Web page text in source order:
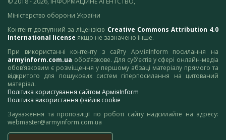
Міністерство оборони України
Контент доступний за ліцензією Creative Commons Attribution 4.0
International license якщо не зазначено інше.
При використанні контенту з сайту АрміяInform посилання на
armyinform.com.ua обов’язкове. Для суб’єктів у сфері онлайн-медіа
обов’язковим є розміщення у першому абзаці матеріалу прямого та
відкритого для пошукових систем гіперпосилання на цитований
матеріал.
Політика користування сайтом АрміяInform
Політика використання файлів cookie
Зауваження та пропозиції по роботі сайту надсилайте на адресу:
webmaster@armyinform.com.ua